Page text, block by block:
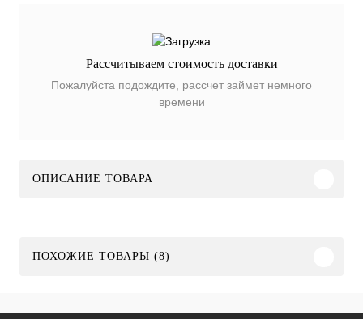
Рассчитываем стоимость доставки
Пожалуйста подождите, рассчет займет немного
времени
ОПИСАНИЕ ТОВАРА
ПОХОЖИЕ ТОВАРЫ (8)